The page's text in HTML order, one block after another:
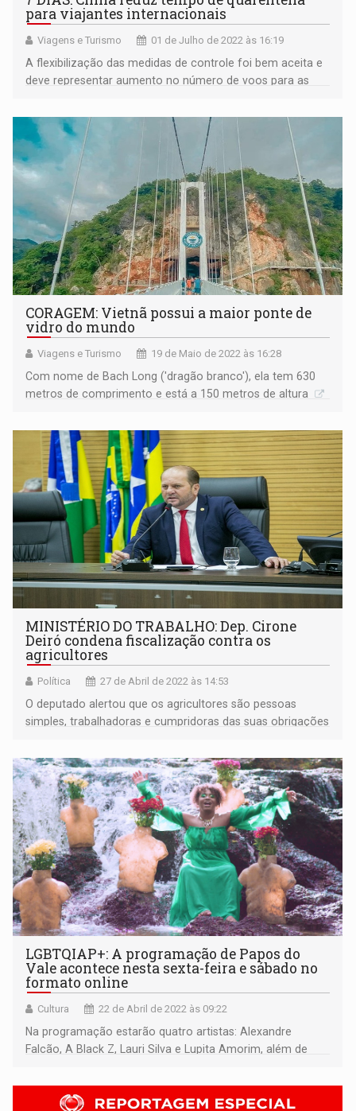
para viajantes internacionais
Viagens e Turismo 01 de Julho de 2022 às 16:19
A flexibilização das medidas de controle foi bem aceita e
deve representar aumento no número de voos para as
CORAGEM: Vietnã possui a maior ponte de
vidro do mundo
Viagens e Turismo 19 de Maio de 2022 às 16:28
Com nome de Bach Long ('dragão branco'), ela tem 630
metros de comprimento e está a 150 metros de altura
MINISTÉRIO DO TRABALHO: Dep. Cirone
Deiró condena fiscalização contra os
agricultores
Política 27 de Abril de 2022 às 14:53
O deputado alertou que os agricultores são pessoas
simples, trabalhadoras e cumpridoras das suas obrigações
Ministério do Trabalho em sua propriedade
LGBTQIAP+: A programação de Papos do
Vale acontece nesta sexta-feira e sábado no
formato online
Cultura 22 de Abril de 2022 às 09:22
Na programação estarão quatro artistas: Alexandre
Falcão, A Black Z, Lauri Silva e Lupita Amorim, além de
comunidade LGBTQIAP+